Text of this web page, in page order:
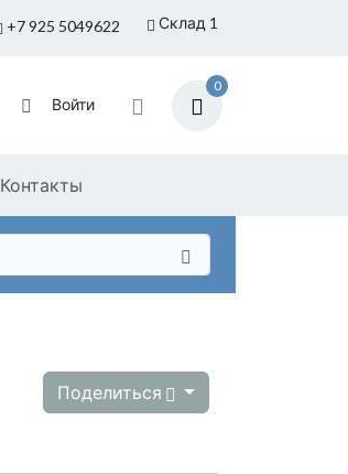
Склад 1
+7 925 5049622
Войти
0
Контакты
Поделиться